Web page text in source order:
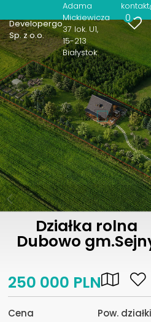
Developergo
Sp. z o.o.
Adama
Mickiewicza
37 lok. U1
15-213
Białystok
0
Działka rolna
Dubowo
250 000 PLN
Cena Pow. działki